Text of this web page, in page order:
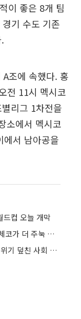
이 좋은 8개 팀
기 수도 기존
조에 속했다. 홍
전 11시 멕시코
리그 1차전을
소에서 멕시코
서 남아공을
컵 오늘 개막
기성용, '홍명보호' 위해 멕시코 방문⋯"체코가 더 주눅 들 것"
‘30억달러’ 월드컵 앞둔 멕시코⋯축제 분위기 덮친 사회 갈등